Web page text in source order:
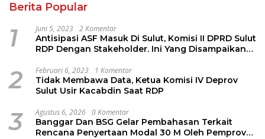
Berita Popular
1 Juni 5, 2023 2 Komentar
Antisipasi ASF Masuk Di Sulut, Komisi II DPRD Sulut
RDP Dengan Stakeholder. Ini Yang Disampaikan
2 Februari 6, 2023 1 Komentar
Tidak Membawa Data, Ketua Komisi IV Deprov
Sulut Usir Kacabdin Saat RDP
3 Agustus 6, 2026 0 Komentar
Banggar Dan BSG Gelar Pembahasan Terkait
Rencana Penyertaan Modal 30 M Oleh Pemprov